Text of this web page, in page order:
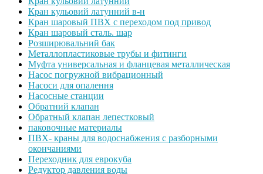
Кран кульовий латунний в-н
Кран шаровый ПВХ с переходом под привод
Кран шаровый сталь. шар
Розширювальний бак
Металлопластиковые трубы и фитинги
Муфта универсальная и фланцевая металлическая
Насос погружной вибрационный
Насоси для опалення
Насосные станции
Обратний клапан
Обратный клапан лепестковый
паковочные материалы
ПВХ- краны для водоснабжения с разборными
окончаниями
Переходник для еврокуба
Редуктор давления воды